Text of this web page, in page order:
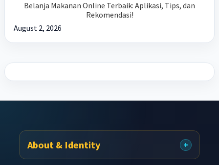
Belanja Makanan Online Terbaik: Aplikasi, Tips, dan
Rekomendasi!
August 2, 2026
Footer
About & Identity